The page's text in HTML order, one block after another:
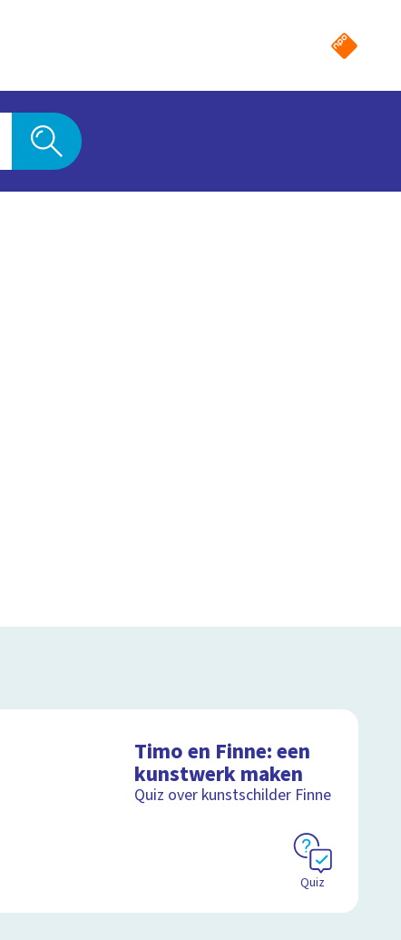
Timo en Finne: een
kunstwerk maken
Quiz over kunstschilder Finne
Quiz